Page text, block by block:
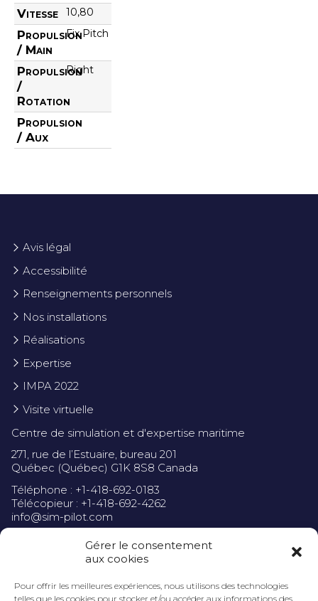
Gérer le consentement
aux cookies
Pour offrir les meilleures expériences, nous utilisons des technologies
telles que les cookies pour stocker et/ou accéder aux informations des
Vitesse 10,80
Propulsion
/ Main
Fix Pitch
Propulsion
/
Rotation
Right
Propulsion
/ Aux
Avis légal
Accessibilité
Renseignements personnels
Nos installations
Réalisations
Expertise
IMPA 2022
Visite virtuelle
Centre de simulation et d'expertise maritime
271, rue de l’Estuaire, bureau 201
Québec (Québec) G1K 8S8 Canada
Téléphone : +1-418-692-0183
Télécopieur : +1-418-692-4262
info@sim-pilot.com
Politique de confidentialité